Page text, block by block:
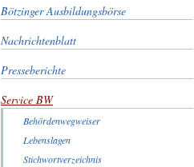
Bötzinger Ausbildungsbörse
Nachrichtenblatt
Presseberichte
Service BW
Behördenwegweiser
Lebenslagen
Stichwortverzeichnis